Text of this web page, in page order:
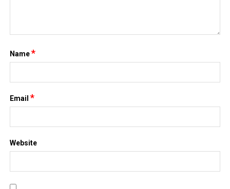
Name*
Email*
Website